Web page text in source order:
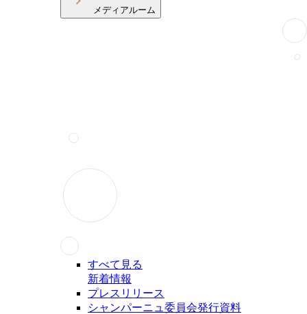
メディアルーム
すべて見る
新着情報
プレスリリース
シャンパーニュ委員会発行資料